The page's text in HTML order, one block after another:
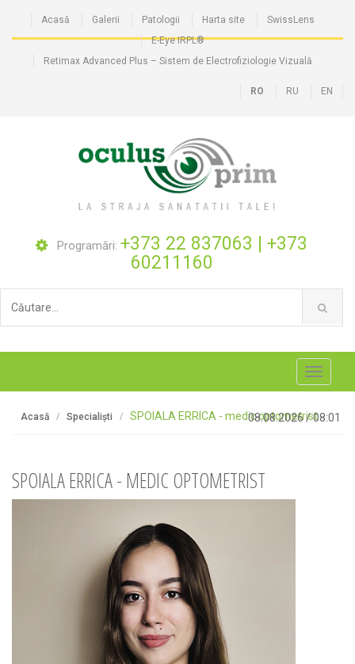
Acasă Galerii Patologii Harta site
SwissLens
E-Eye IRPL®
Retimax Advanced Plus – Sistem de Electrofiziologie Vizuală
RO RU EN
Programări: +373 22 837063 | +373
60211160
Toggle
Acasă Specialiști SPOIALA ERRICA - medic optometrist
08.08.2026/08:01
SPOIALA ERRICA - MEDIC OPTOMETRIST